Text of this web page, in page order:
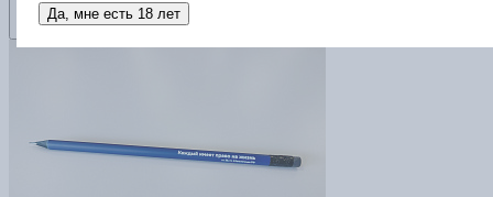
Да, мне есть 18 лет